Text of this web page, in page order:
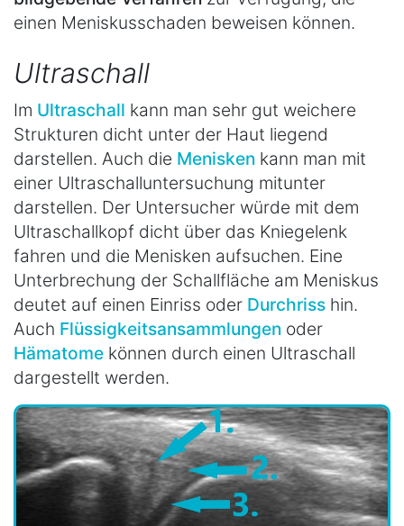
einen Meniskusschaden beweisen können.
Ultraschall
Im Ultraschall kann man sehr gut weichere
Strukturen dicht unter der Haut liegend
darstellen. Auch die Menisken kann man mit
einer Ultraschalluntersuchung mitunter
darstellen. Der Untersucher würde mit dem
Ultraschallkopf dicht über das Kniegelenk
fahren und die Menisken aufsuchen. Eine
Unterbrechung der Schallfläche am Meniskus
deutet auf einen Einriss oder Durchriss hin.
Auch Flüssigkeitsansammlungen oder
Hämatome können durch einen Ultraschall
dargestellt werden.